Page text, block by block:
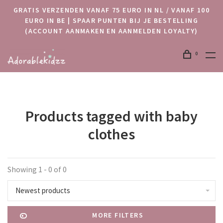
GRATIS VERZENDEN VANAF 75 EURO IN NL / VANAF 100
EURO IN BE | SPAAR PUNTEN BIJ JE BESTELLING
(ACCOUNT AANMAKEN EN AANMELDEN LOYALTY)
0
Products tagged with baby
clothes
Showing 1 - 0 of 0
Newest products
MORE FILTERS